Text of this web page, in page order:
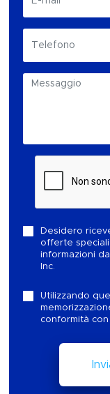
Desidero
offerte
informazioni
Inc.
Utilizzando
conformità con